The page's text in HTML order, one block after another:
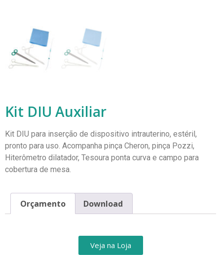
Kit DIU Auxiliar
Kit DIU para inserção de dispositivo intrauterino, estéril,
pronto para uso. Acompanha pinça Cheron, pinça Pozzi,
Hiterômetro dilatador, Tesoura ponta curva e campo para
cobertura de mesa.
Orçamento Download
Veja na Loja